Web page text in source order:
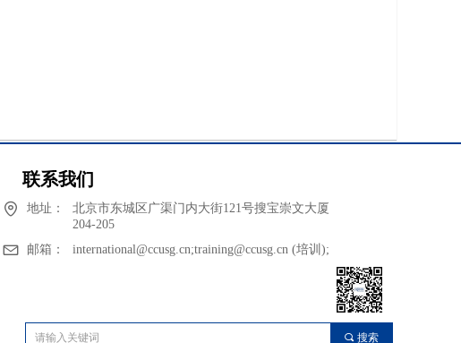
联系我们
地址：
北京市东城区广渠门内大街121号搜宝崇文大厦
204-205
邮箱：
international@ccusg.cn;training@ccusg.cn (培训);
끠 搜索